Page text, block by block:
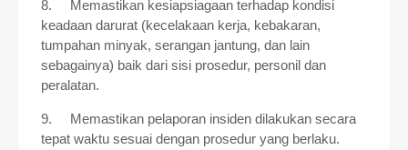
8.
Memastikan kesiapsiagaan terhadap kondisi
keadaan darurat (kecelakaan kerja, kebakaran,
tumpahan minyak, serangan jantung, dan lain
sebagainya) baik dari sisi prosedur, personil dan
peralatan.
9.
Memastikan pelaporan insiden dilakukan secara
tepat waktu sesuai dengan prosedur yang berlaku.